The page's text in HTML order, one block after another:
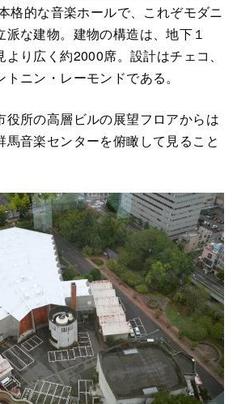
格的な音楽ホールで、これぞモダニ
派な建物。建物の構造は、地下１
り広く約2000席。設計はチェコ、
ニン・レーモンドである。
役所の高層ビルの展望フロアからは
馬音楽センターを俯瞰して見ること